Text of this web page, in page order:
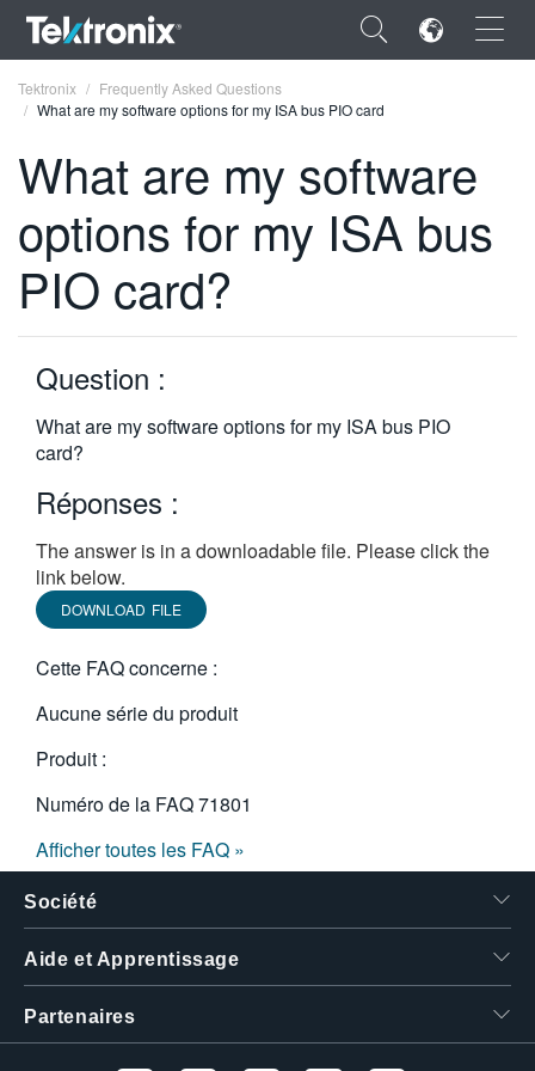
×
ENGLISH
FRANÇAIS
VIỆT NAM
简体中文
한국어
繁體中文
Tektronix
Frequently Asked Questions
What are my software options for my ISA bus PIO card
What are my software
options for my ISA bus
PIO card?
Question :
What are my software options for my ISA bus PIO
card?
Réponses :
The answer is in a downloadable file. Please click the
link below.
DOWNLOAD FILE
Cette FAQ concerne :
Aucune série du produit
Produit :
Numéro de la FAQ71801
Afficher toutes les FAQ »
Société
Aide et Apprentissage
Partenaires